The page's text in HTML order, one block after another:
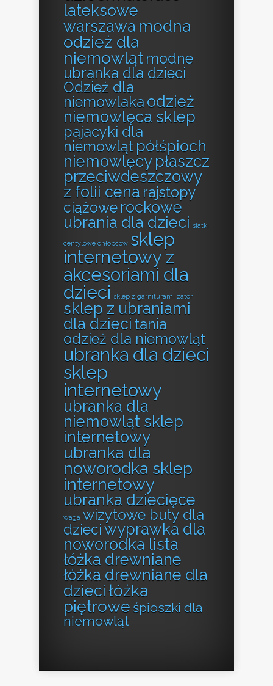
lateksowe
warszawa modna
odzież dla
niemowląt modne
ubranka dla dzieci
Odzież dla
niemowlaka odzież
niemowlęca sklep
pajacyki dla
niemowląt półśpioch
niemowlęcy płaszcz
przeciwdeszczowy
z folii cena rajstopy
ciążowe rockowe
ubrania dla dzieci siatki
centylowe chłopców sklep
internetowy z
akcesoriami dla
dzieci sklep z garniturami zator
sklep z ubraniami
dla dzieci tania
odzież dla niemowląt
ubranka dla dzieci
sklep
internetowy
ubranka dla
niemowląt sklep
internetowy
ubranka dla
noworodka sklep
internetowy
ubranka dziecięce
waga wizytowe buty dla
dzieciwyprawka dla
noworodka lista
łóżka drewniane
łóżka drewniane dla
dzieci łóżka
piętrowe śpioszki dla
niemowląt